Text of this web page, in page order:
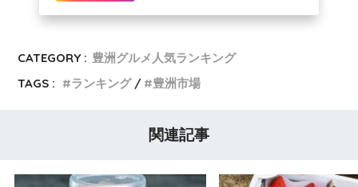
CATEGORY : 豊洲グルメ人気ランキング
TAGS :
ランキング 豊洲市場
関連記事